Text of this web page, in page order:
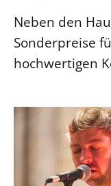
Neben den
Sonderpreise
hochwertigen